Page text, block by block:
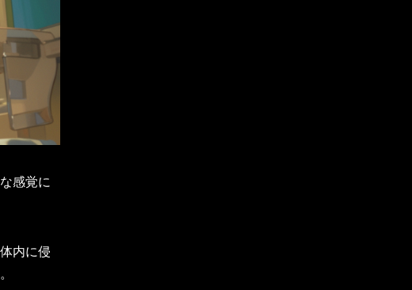
感覚に
内に侵